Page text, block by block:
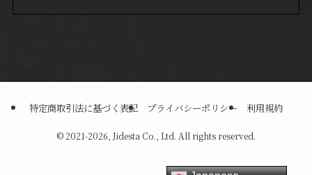
特定商取引法に基づく表記 プライバシーポリシー 利用規約
© 2021-2026, Jidesta Co., Ltd. All rights reserved.